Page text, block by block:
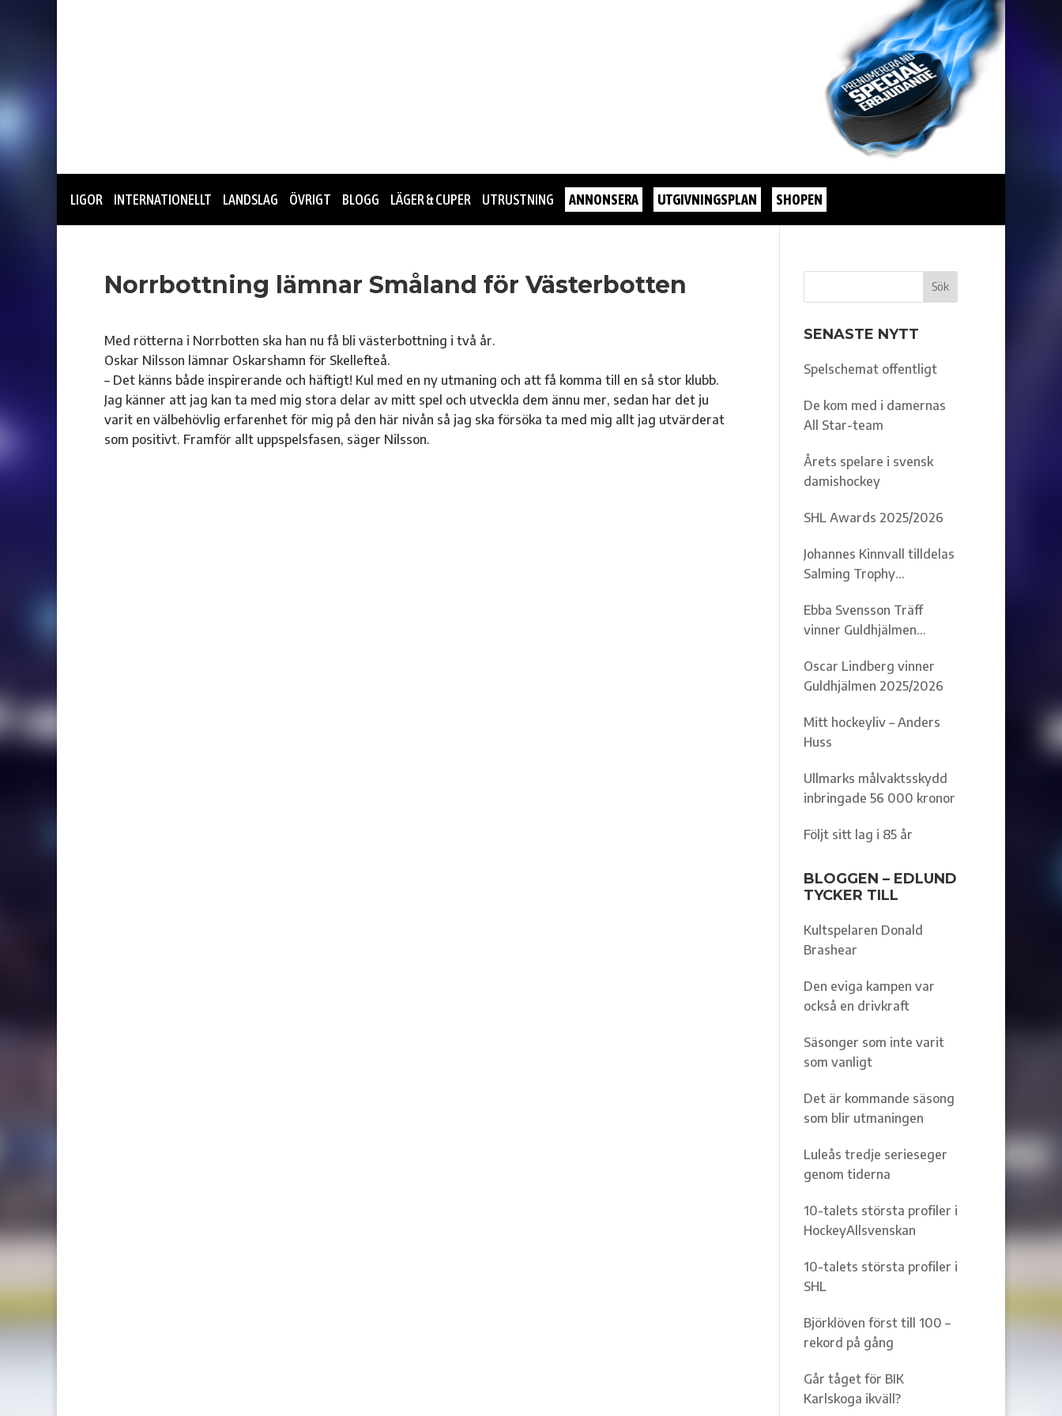
LIGOR INTERNATIONELLT LANDSLAG ÖVRIGT BLOGG LÄGER & CUPER UTRUSTNING ANNONSERA UTGIVNINGSPLAN SHOPEN
Norrbottning lämnar Småland för Västerbotten
Med rötterna i Norrbotten ska han nu få bli västerbottning i två år.
Oskar Nilsson lämnar Oskarshamn för Skellefteå.
– Det känns både inspirerande och häftigt! Kul med en ny utmaning och att få komma till en så stor klubb.
Jag känner att jag kan ta med mig stora delar av mitt spel och utveckla dem ännu mer, sedan har det ju
varit en välbehövlig erfarenhet för mig på den här nivån så jag ska försöka ta med mig allt jag utvärderat
som positivt. Framför allt uppspelsfasen, säger Nilsson.
SENASTE NYTT
Spelschemat offentligt
De kom med i damernas
All Star-team
Årets spelare i svensk
damishockey
SHL Awards 2025/2026
Johannes Kinnvall tilldelas
Salming Trophy
Ebba Svensson Träff
vinner Guldhjälmen
Oscar Lindberg vinner
Guldhjälmen 2025/2026
Mitt hockeyliv – Anders
Huss
Ullmarks målvaktsskydd
inbringade 56 000 kronor
Följt sitt lag i 85 år
BLOGGEN – EDLUND
TYCKER TILL
Kultspelaren Donald
Brashear
Den eviga kampen var
också en drivkraft
Säsonger som inte varit
som vanligt
Det är kommande säsong
som blir utmaningen
Luleås tredje serieseger
genom tiderna
10-talets största profiler i
HockeyAllsvenskan
10-talets största profiler i
SHL
Björklöven först till 100 –
rekord på gång
Går tåget för BIK
Karlskoga ikväll?